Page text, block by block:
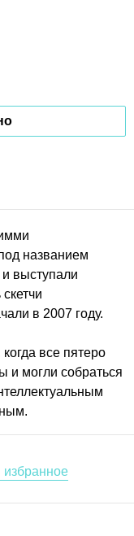
названием
выступали
в 2007 году.
все пятеро
и могли собраться